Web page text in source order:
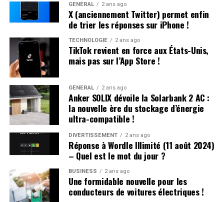
accompagnée d’une assignation à résidence. La victime
n’a pas porté plainte et était introuvable à son domicile.
Affrontements et Tentative de Vol :
Comparution au Tribunal en Avril
Un autre incident s’est produit à Villeneuve-sur-Lot où
plusieurs individus se sont battus après avoir reçu des
menaces liées à un vol automobile avorté. Le parquet a
décidé de poursuivre trois passagers en leur proposant
une comparution sur reconnaissance préalable de
culpabilité (CRPC). Ils devront se présenter devant le
tribunal local fin avril.
GÉNÉRAL 2 ans ago
X (anciennement Twitter) permet enfin
de trier les réponses sur iPhone !
TECHNOLOGIE 2 ans ago
TikTok revient en force aux États-Unis,
mais pas sur l’App Store !
GÉNÉRAL 2 ans ago
Anker SOLIX dévoile la Solarbank 2 AC :
la nouvelle ère du stockage d’énergie
ultra-compatible !
DIVERTISSEMENT 2 ans ago
Réponse à Wordle Illimité (11 août 2024)
– Quel est le mot du jour ?
BUSINESS 2 ans ago
Une formidable nouvelle pour les
conducteurs de voitures électriques !